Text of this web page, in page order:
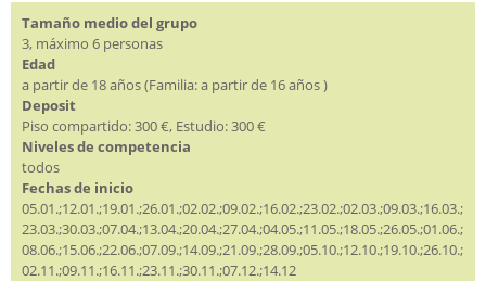
Tamaño medio del grupo
3, máximo 6 personas
Edad
a partir de 18 años (Familia: a partir de 16 años )
Deposit
Piso compartido: 300 €, Estudio: 300 €
Niveles de competencia
todos
Fechas de inicio
05.01.;12.01.;19.01.;26.01.;02.02.;09.02.;16.02.;23.02.;02.03.;09.03.;16.03.;
23.03.;30.03.;07.04.;13.04.;20.04.;27.04.;04.05.;11.05.;18.05.;26.05.;01.06.;
08.06.;15.06.;22.06.;07.09.;14.09.;21.09.;28.09.;05.10.;12.10.;19.10.;26.10.;
02.11.;09.11.;16.11.;23.11.;30.11.;07.12.;14.12